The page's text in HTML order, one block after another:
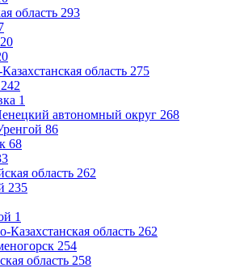
область 293
20
область 275
242
1
автономный округ 268
86
68
область 262
235
1
Казахстанская область 262
254
область 258